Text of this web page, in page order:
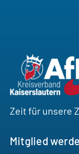
Zeit für unsere
Mitglied